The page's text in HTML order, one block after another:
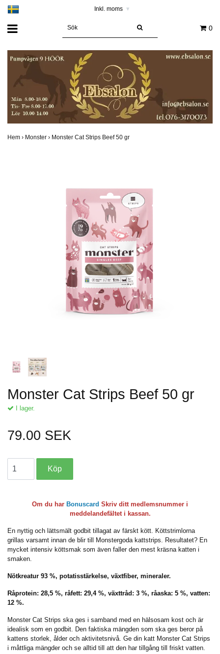
Inkl. moms ▾
0
Hem › Monster › Monster Cat Strips Beef 50 gr
Monster Cat Strips Beef 50 gr
I lager.
79.00 SEK
Om du har Bonuscard Skriv ditt medlemsnummer i
meddelandefältet i kassan.
En nyttig och lättsmält godbit tillagat av färskt kött. Köttstrimlorna
grillas varsamt innan de blir till Monstergoda kattstrips. Resultatet? En
mycket intensiv köttsmak som även faller den mest kräsna katten i
smaken.
Nötkreatur 93 %, potatisstärkelse, växtfiber, mineraler.
Råprotein: 28,5 %, råfett: 29,4 %, växttråd: 3 %, råaska: 5 %, vatten:
12 %.
Monster Cat Strips ska ges i samband med en hälsosam kost och är
idealisk som en godbit. Den faktiska mängden som ska ges beror på
kattens storlek, ålder och aktivitetsnivå. Ge din katt Monster Cat Strips
i måttliga mängder och se alltid till att den har tillgång till friskt vatten.